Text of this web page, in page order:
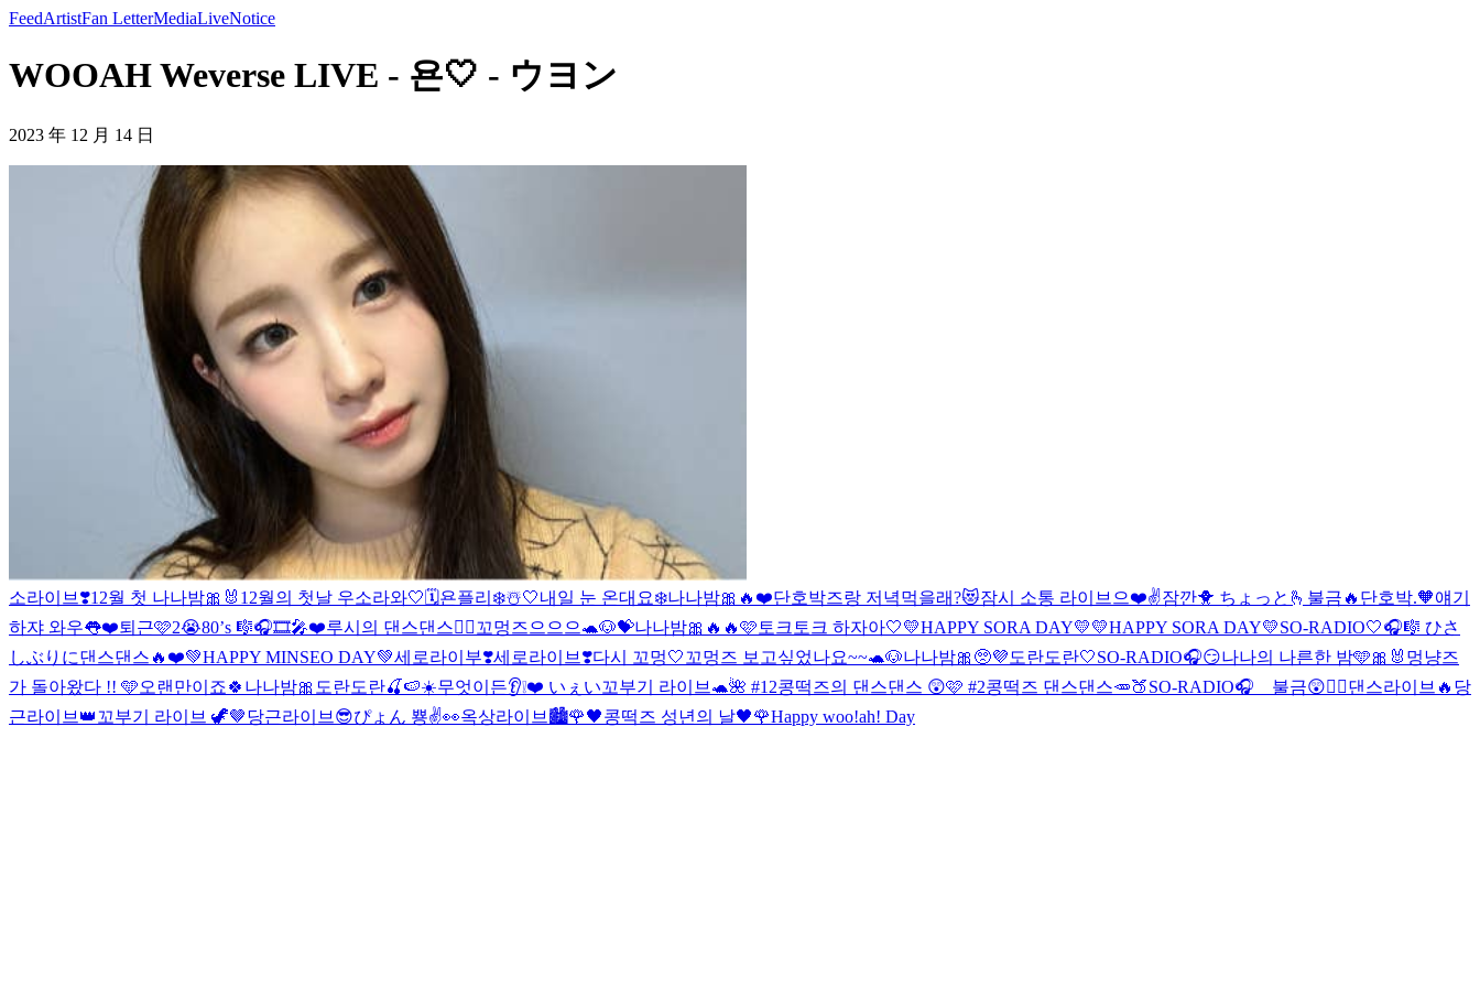
FeedArtistFan LetterMediaLiveNotice
WOOAH Weverse LIVE - 욘🤍 - ウヨン
2023 年 12 月 14 日
소라이브❣️12월 첫 나나밤🎀🐰 12월의 첫날 우소라와🤍🗓️욘플리❄️☃️🤍내일 눈 온대요❄️나나밤🎀🔥❤️단호박즈랑 저녁먹을래?😻잠시 소통 라이브으❤️✌️잠깐🐥 ちょっと🫰 불금🔥 단호박.🧡얘기
하쟈 와우👅❤️퇴근🩷2😭80’s 🎼🎧🎞🎤❤️루시의 댄스댄스❤️‍🔥꼬멍즈으으으🐢🐶💝나나밤🎀🔥🔥🩷 토크토크 하자아🤍💛HAPPY SORA DAY💛💛HAPPY SORA DAY💛SO-RADIO🤍🎧🎼 ひさ
しぶりに댄스댄스🔥❤️💚HAPPY MINSEO DAY💚세로라이부❣️세로라이브❣️다시 꼬멍🤍꼬멍즈 보고싶었나요~~🐢🐶나나밤🎀 🥺💜도란도란🤍SO-RADIO🎧😏나나의 나른한 밤🩵🎀🐰 멍냥즈
가 돌아왔다 !! 🩵오랜만이죠🍀나나밤🎀 도란도란🍒🍉☀️무엇이든👂❕❤️ いぇい꼬부기 라이브🐢🌺 #12콩떡즈의 댄스댄스 😲🩷 #2콩떡즈 댄스댄스🥕🍑SO-RADIO🎧 불금😲❤️‍🔥댄스라이브🔥 당
근라이브👑꼬부기 라이브 🦖🤎당근라이브😎ぴょん 뿅✌️👀옥상라이브🏙️🌹🖤콩떡즈 성년의 날🖤🌹Happy woo!ah! Day